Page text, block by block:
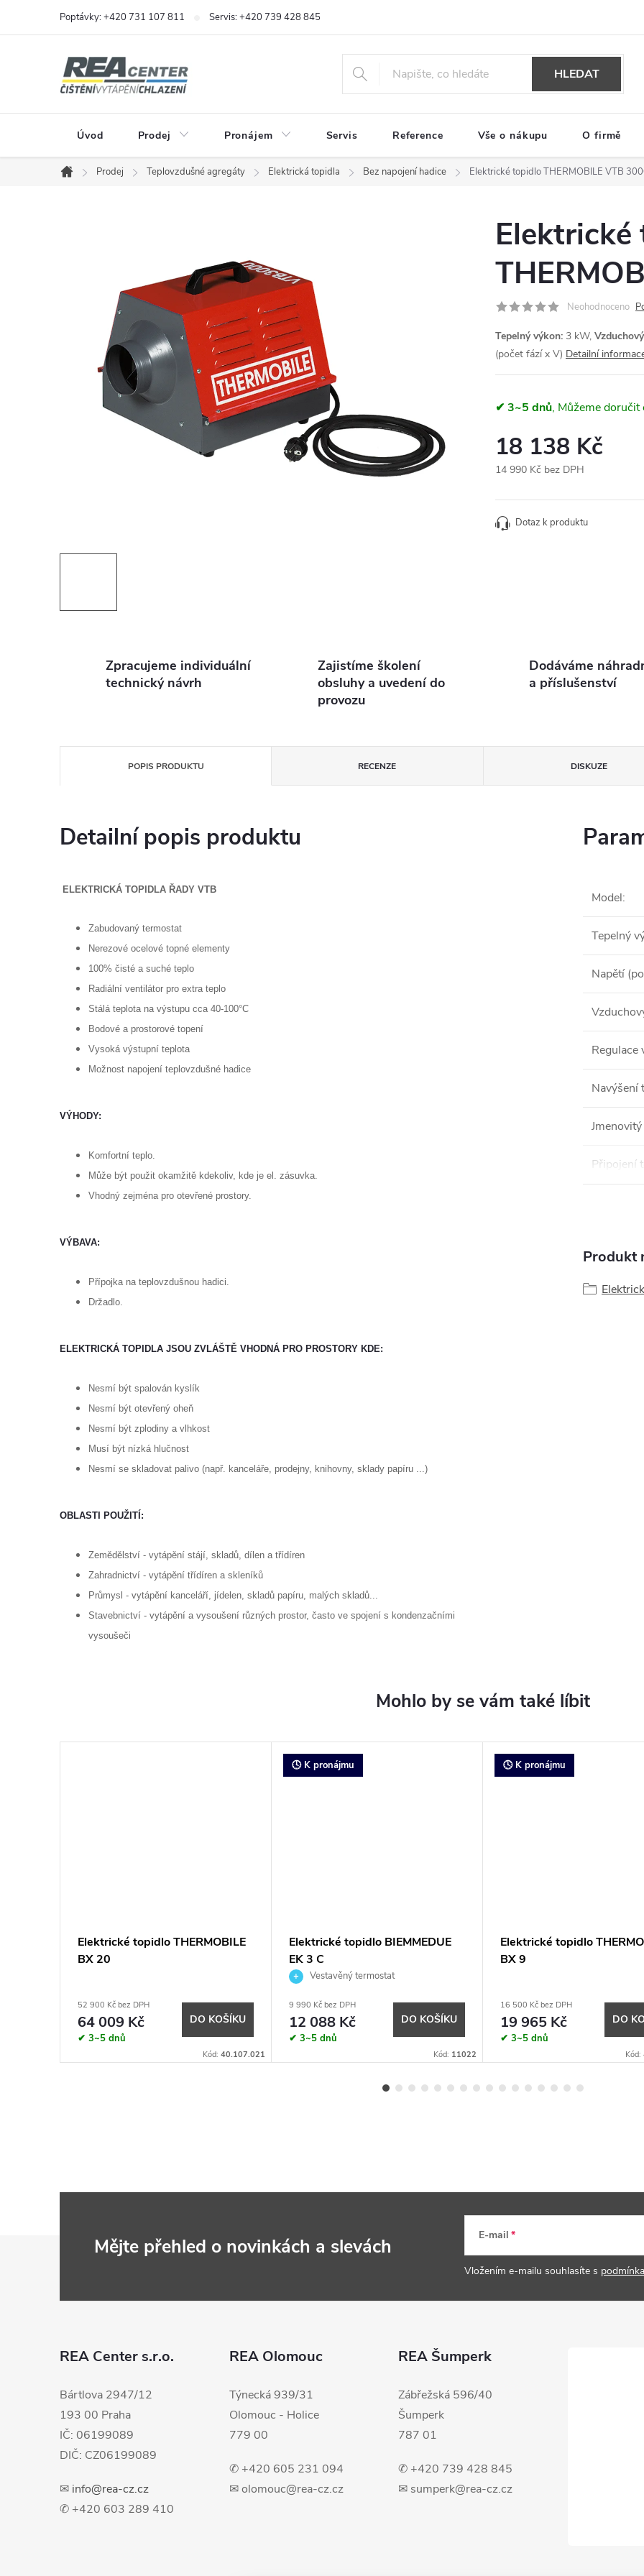
Poptávky: +420 731 107 811 Servis: +420 739 428 845
HLEDAT
Úvod Prodej Pronájem Servis Reference Vše o nákupu O firmě
Domů
Prodej Teplovzdušné agregáty Elektrická topidla Bez napojení hadice Elektrické topidlo THERMOBILE VTB
Neohodnoceno
Tepelný výkon: 3 kW,
(počet fází x V) Detailní
✔ 3~5 dnů
18 138 Kč
14 990 Kč bez DPH
cena:
Dotaz k produktu
Zpracujeme individuální
technický návrh
Zajistíme školení
obsluhy a uvedení do
provozu
Dodáváme
a příslušenství
POPIS PRODUKTU RECENZE DISKUZE
Detailní popis produktu
ELEKTRICKÁ TOPIDLA ŘADY VTB
Zabudovaný termostat
Nerezové ocelové topné elementy
100% čisté a suché teplo
Radiální ventilátor pro extra teplo
Stálá teplota na výstupu cca 40-100°C
Bodové a prostorové topení
Vysoká výstupní teplota
Možnost napojení teplovzdušné hadice
VÝHODY:
Komfortní teplo.
Může být použit okamžitě kdekoliv, kde je el. zásuvka.
Vhodný zejména pro otevřené prostory.
VÝBAVA:
Přípojka na teplovzdušnou hadici.
Držadlo.
ELEKTRICKÁ TOPIDLA JSOU ZVLÁŠTĚ VHODNÁ PRO PROSTORY KDE:
Nesmí být spalován kyslík
Nesmí být otevřený oheň
Nesmí být zplodiny a vlhkost
Musí být nízká hlučnost
Nesmí se skladovat palivo (např. kanceláře, prodejny, knihovny, sklady papíru ...)
OBLASTI POUŽITÍ:
Zemědělství - vytápění stájí, skladů, dílen a třídíren
Zahradnictví - vytápění třídíren a skleníků
Průmysl - vytápění kanceláří, jídelen, skladů papíru, malých skladů...
Stavebnictví - vytápění a vysoušení různých prostor, často ve spojení s kondenzačními
vysoušeči
Model:
Tepelný
Napětí
Regulace
Navýšení
Připojení
Produkt
Elektrické topidlo THERMOBILE
BX 20
52 900 Kč bez DPH
64 009 Kč
✔ 3~5 dnů
DO KOŠÍKU
Kód: 40.107.021
🕓 K pronájmu
Elektrické topidlo BIEMMEDUE
EK 3 C
Vestavěný termostat
9 990 Kč bez DPH
12 088 Kč
✔ 3~5 dnů
DO KOŠÍKU
Kód: 11022
🕓 K pronájmu
Elektrické topidlo
BX 9
16 500 Kč bez DPH
19 965 Kč
✔ 3~5 dnů
DO
Kód:
Mějte přehled o novinkách a slevách E-mail
Vložením e-mailu souhlasíte s
REA Center s.r.o.
Bártlova 2947/12
193 00 Praha
IČ: 06199089
DIČ: CZ06199089
✉ info@rea-cz.cz
✆ +420 603 289 410
REA Olomouc
Týnecká 939/31
Olomouc - Holice
779 00
✆ +420 605 231 094
✉ olomouc@rea-cz.cz
REA Šumperk
Zábřežská 596/40
Šumperk
787 01
✆ +420 739 428 845
✉ sumperk@rea-cz.cz